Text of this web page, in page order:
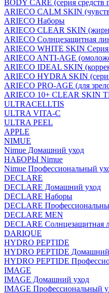
BODY CARE (серия средств
ARIECO CALM SKIN
ARIECO Наборы
ARIECO CLEAR SKIN
ARIECO Солнцезащитная
ARIECO WHITE SKIN
ARIECO ANTI-AGE
ARIECO IDEAL SKIN
ARIECO HYDRA SKIN
ARIECO PRO-AGE (для
ARIECO 10+ CLEAR SKIN
ULTRACELLTIS
ULTRA VITA-C
ULTRA PEEL
APPLE
NIMUE
Nimue Домашний уход
НАБОРЫ Nimue
Nimue Профессиональный
DECLARE
DECLARE Домашний уход
DECLARE Наборы
DECLARE
DECLARE MEN
DECLARE Солнцезащитная
DARIQUE
HYDRO PEPTIDE
HYDRO PEPTIDE
HYDRO PEPTIDE
IMAGE
IMAGE Домашний уход
IMAGE Профессиональный